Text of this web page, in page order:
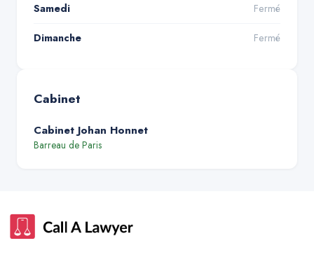
Samedi Fermé
Dimanche Fermé
Cabinet
Cabinet Johan Honnet
Barreau de Paris